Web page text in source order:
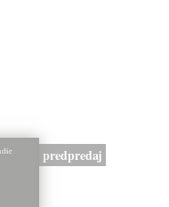
predpredaj